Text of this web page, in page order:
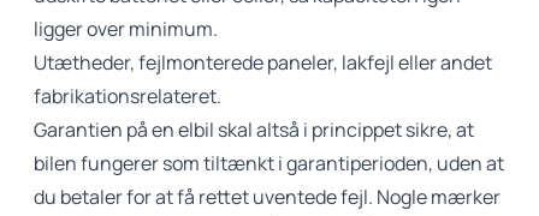
ligger over minimum.
Utætheder, fejlmonterede paneler, lakfejl eller andet
fabrikationsrelateret.
Garantien på en elbil skal altså i princippet sikre, at
bilen fungerer som tiltænkt i garantiperioden, uden at
du betaler for at få rettet uventede fejl. Nogle mærker